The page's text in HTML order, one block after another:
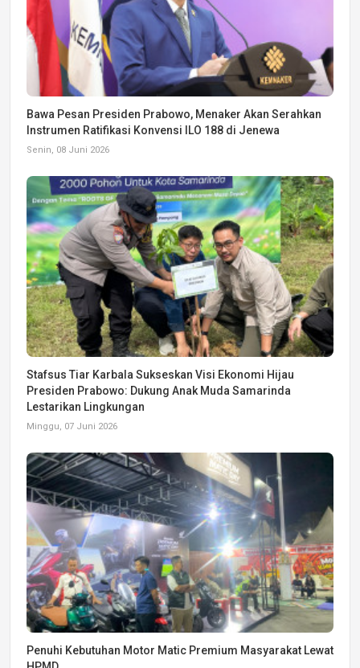
Bawa Pesan Presiden Prabowo, Menaker Akan Serahkan
Instrumen Ratifikasi Konvensi ILO 188 di Jenewa
Senin, 08 Juni 2026
Stafsus Tiar Karbala Sukseskan Visi Ekonomi Hijau
Presiden Prabowo: Dukung Anak Muda Samarinda
Lestarikan Lingkungan
Minggu, 07 Juni 2026
Penuhi Kebutuhan Motor Matic Premium Masyarakat Lewat